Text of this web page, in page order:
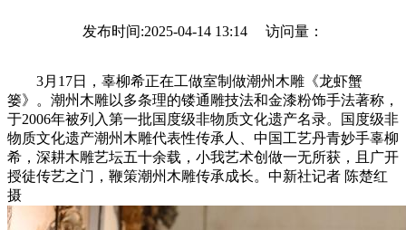
发布时间:2025-04-14 13:14 访问量：
3月17日，辜柳希正在工做室制做潮州木雕《龙虾蟹
篓》。潮州木雕以多条理的镂通雕技法和金漆粉饰手法著称，
于2006年被列入第一批国度级非物质文化遗产名录。国度级非
物质文化遗产潮州木雕代表性传承人、中国工艺丹青妙手辜柳
希，深耕木雕艺坛五十余载，小我艺术创做一无所获，且广开
授徒传艺之门，鞭策潮州木雕传承成长。中新社记者 陈楚红
摄